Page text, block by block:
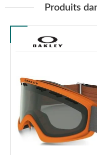
Produits